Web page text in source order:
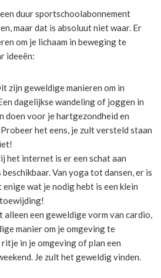
duur sportschoolabonnement
maar dat is absoluut niet waar. Er
om je lichaam in beweging te
ideeën:
zijn geweldige manieren om in
dagelijkse wandeling of joggen in
doen voor je hartgezondheid en
het eens, je zult versteld staan
het internet is er een schat aan
Van yoga tot dansen, er is
wat je nodig hebt is een klein
alleen een geweldige vorm van cardio,
manier om je omgeving te
in je omgeving of plan een
Je zult het geweldig vinden.